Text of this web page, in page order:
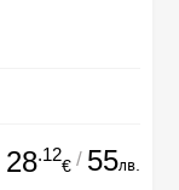
28.12
€ / 55лв.